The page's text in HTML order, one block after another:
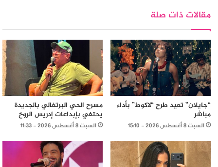
مقالات ذات صلة
“جايلان” تعيد طرح “لاكوط” بأداء
مباشر
السبت 8 أغسطس 2026 - 15:10
مسرح الحي البرتغالي بالجديدة
يحتفي بإبداعات إدريس الروخ
السبت 8 أغسطس 2026 - 11:33